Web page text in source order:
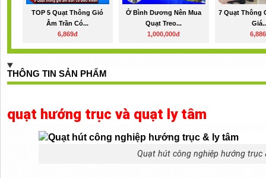
TOP 5 Quạt Thông Gió
Âm Trần Có...
6,869đ
Ở Bình Dương Nên Mua
Quạt Treo...
1,000,000đ
7 Quạt Thông
THÔNG TIN SẢN PHẨM
quạt hướng trục và quạt ly tâm
Quạt hút công nghiệp hướng trục